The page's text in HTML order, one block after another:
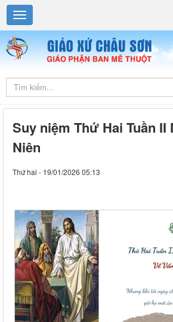
Suy niệm Thứ Hai Tuần II
Niên
Thứ hai - 19/01/2026 05:13